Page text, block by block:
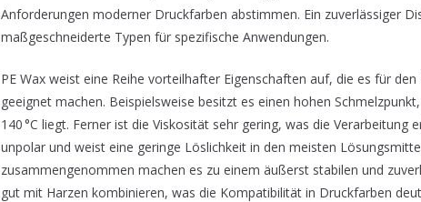
Anforderungen moderner Druckfarben abstimmen. Ein zuverlässiger
maßgeschneiderte Typen für spezifische Anwendungen.
PE Wax weist eine Reihe vorteilhafter Eigenschaften auf, die es für
geeignet machen. Beispielsweise besitzt es einen hohen
140 °C liegt. Ferner ist die Viskosität sehr gering, was die Verarbeitung
unpolar und weist eine geringe Löslichkeit in den meisten
zusammengenommen machen es zu einem äußerst stabilen und
gut mit Harzen kombinieren, was die Kompatibilität in Druckfarben